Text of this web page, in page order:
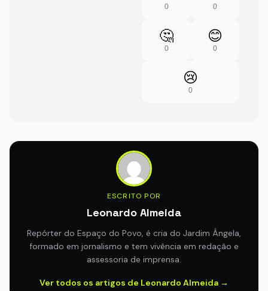
0 0
🤔
0
😊
0
😢
0
ESCRITO POR
Leonardo Almeida
Repórter do Espaço do Povo, é cria do Jardim Ângela,
formado em jornalismo e tem vivência em redação e
assessoria de imprensa.
Ver todos os artigos de Leonardo Almeida →